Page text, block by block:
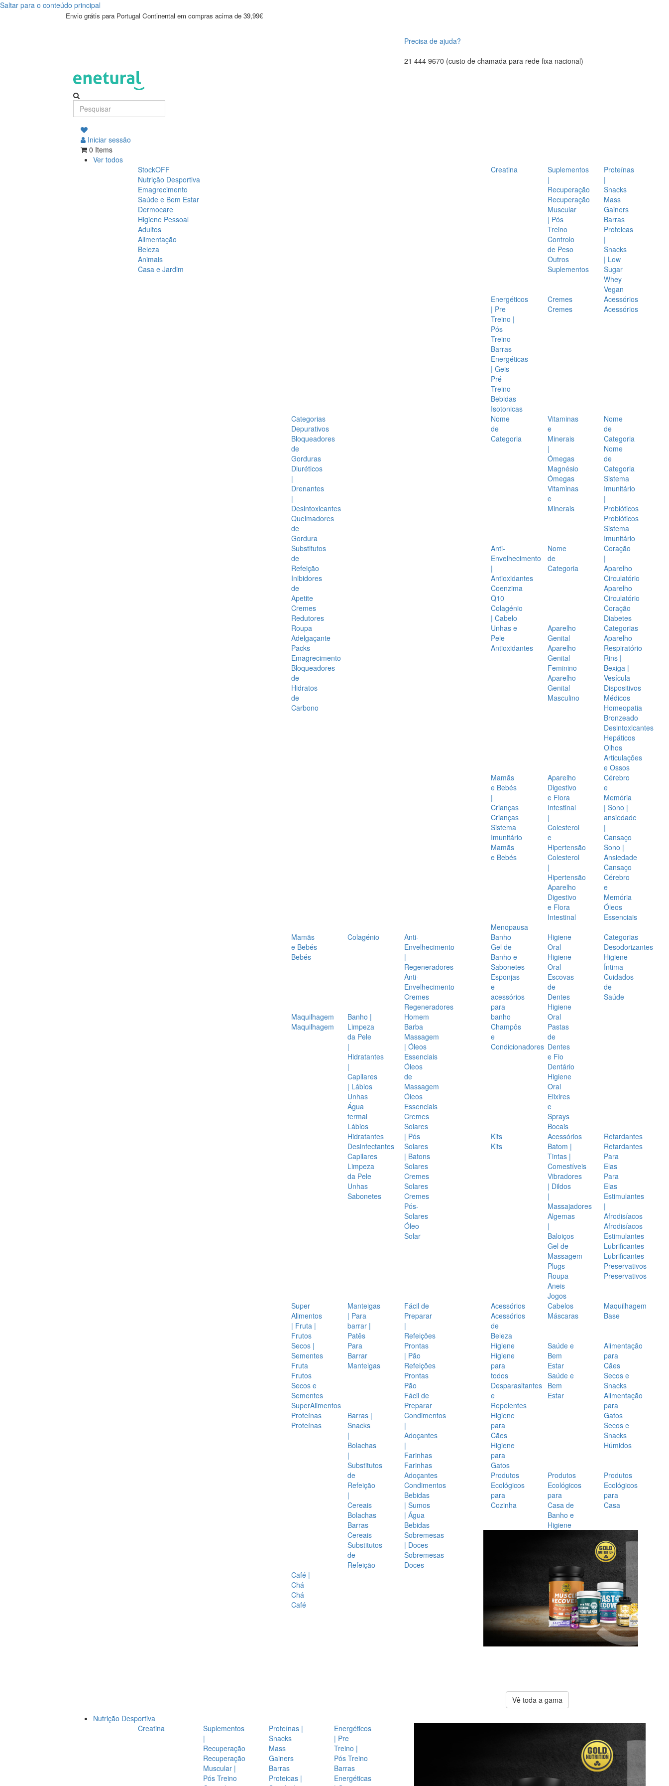
Saltar para o conteúdo principal
Envio grátis para Portugal Continental em compras acima de 39,99€
Precisa de ajuda?
21 444 9670 (custo de chamada para rede fixa nacional)
Iniciar sessão
0 Items
Ver todos
StockOFF
Nutrição Desportiva
Emagrecimento
Saúde e Bem Estar
Dermocare
Higiene Pessoal
Adultos
Alimentação
Beleza
Animais
Casa e Jardim
Creatina
Suplementos
|
Recuperação
Recuperação
Muscular
| Pós
Treino
Controlo
de Peso
Outros
Suplementos
Proteínas
|
Snacks
Mass
Gainers
Barras
Proteicas
|
Snacks
| Low
Sugar
Whey
Vegan
Energéticos
| Pre
Treino |
Pós
Treino
Barras
Energéticas
| Geis
Pré
Treino
Bebidas
Isotonicas
Cremes
Cremes
Acessórios
Acessórios
Categorias
Depurativos
Bloqueadores
de
Gorduras
Diuréticos
|
Drenantes
|
Desintoxicantes
Queimadores
de
Gordura
Substitutos
de
Refeição
Inibidores
de
Apetite
Cremes
Redutores
Roupa
Adelgaçante
Packs
Emagrecimento
Bloqueadores
de
Hidratos
de
Carbono
Nome
de
Categoria
Vitaminas
e
Minerais
|
Ómegas
Magnésio
Ómegas
Vitaminas
e
Minerais
Nome
de
Categoria
Nome
de
Categoria
Sistema
Imunitário
|
Probióticos
Probióticos
Sistema
Imunitário
Anti-
Envelhecimento
|
Antioxidantes
Coenzima
Q10
Colagénio
| Cabelo
Unhas e
Pele
Antioxidantes
Nome
de
Categoria
Coração
|
Aparelho
Circulatório
Aparelho
Circulatório
Coração
Diabetes
Aparelho
Genital
Aparelho
Genital
Feminino
Aparelho
Genital
Masculino
Categorias
Aparelho
Respiratório
Rins |
Bexiga |
Vesícula
Dispositivos
Médicos
Homeopatia
Bronzeado
Desintoxicantes
Hepáticos
Olhos
Articulações
e Ossos
Mamãs
e Bebés
|
Crianças
Crianças
Sistema
Imunitário
Mamãs
e Bebés
Aparelho
Digestivo
e Flora
Intestinal
|
Colesterol
e
Hipertensão
Colesterol
|
Hipertensão
Aparelho
Digestivo
e Flora
Intestinal
Cérebro
e
Memória
| Sono |
ansiedade
|
Cansaço
Sono |
Ansiedade
Cansaço
Cérebro
e
Memória
Óleos
Essenciais
Menopausa
Mamãs
e Bebés
Bebés
Colagénio
Anti-
Envelhecimento
|
Regeneradores
Anti-
Envelhecimento
Cremes
Regeneradores
Maquilhagem
Maquilhagem
Banho |
Limpeza
da Pele
|
Hidratantes
|
Capilares
| Lábios
Unhas
Água
termal
Lábios
Hidratantes
Desinfectantes
Capilares
Limpeza
da Pele
Unhas
Sabonetes
Homem
Barba
Massagem
| Óleos
Essenciais
Óleos
de
Massagem
Óleos
Essenciais
Cremes
Solares
| Pós
Solares
| Batons
Solares
Cremes
Solares
Cremes
Pós-
Solares
Óleo
Solar
Banho
Gel de
Banho e
Sabonetes
Esponjas
e
acessórios
para
banho
Champôs
e
Condicionadores
Higiene
Oral
Higiene
Oral
Escovas
de
Dentes
Higiene
Oral
Pastas
de
Dentes
e Fio
Dentário
Higiene
Oral
Elixires
e
Sprays
Bocais
Categorias
Desodorizantes
Higiene
Íntima
Cuidados
de
Saúde
Kits
Kits
Acessórios
Batom |
Tintas |
Comestíveis
Vibradores
| Dildos
|
Massajadores
Algemas
|
Baloiços
Gel de
Massagem
Plugs
Roupa
Aneis
Jogos
Retardantes
Retardantes
Para
Elas
Para
Elas
Estimulantes
|
Afrodisíacos
Afrodisíacos
Estimulantes
Lubrificantes
Lubrificantes
Preservativos
Preservativos
Super
Alimentos
| Fruta |
Frutos
Secos |
Sementes
Fruta
Frutos
Secos e
Sementes
SuperAlimentos
Manteigas
| Para
barrar |
Patês
Para
Barrar
Manteigas
Fácil de
Preparar
|
Refeições
Prontas
| Pão
Refeições
Prontas
Pão
Fácil de
Preparar
Proteínas
Proteínas
Barras |
Snacks
|
Bolachas
|
Substitutos
de
Refeição
|
Cereais
Bolachas
Barras
Cereais
Substitutos
de
Refeição
Condimentos
|
Adoçantes
|
Farinhas
Farinhas
Adoçantes
Condimentos
Bebidas
| Sumos
| Água
Bebidas
Sobremesas
| Doces
Sobremesas
Doces
Café |
Chá
Chá
Café
Acessórios
Acessórios
de
Beleza
Cabelos
Máscaras
Maquilhagem
Base
Higiene
Higiene
para
todos
Desparasitantes
e
Repelentes
Higiene
para
Cães
Higiene
para
Gatos
Saúde e
Bem
Estar
Saúde e
Bem
Estar
Alimentação
para
Cães
Secos e
Snacks
Alimentação
para
Gatos
Secos e
Snacks
Húmidos
Produtos
Ecológicos
para
Cozinha
Produtos
Ecológicos
para
Casa de
Banho e
Higiene
Produtos
Ecológicos
para
Casa
Vê toda a gama
Nutrição Desportiva
Creatina
Suplementos
|
Recuperação
Recuperação
Muscular |
Pós Treino
Proteínas |
Snacks
Mass
Gainers
Barras
Proteicas |
Energéticos
| Pre
Treino |
Pós Treino
Barras
Energéticas